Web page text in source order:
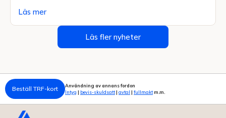
Läs mer
Läs fler nyheter
Beställ TRF-kort
Användning av annans fordon
Intyg | bevis-skuldsatt| avtal | fullmaktm.m.